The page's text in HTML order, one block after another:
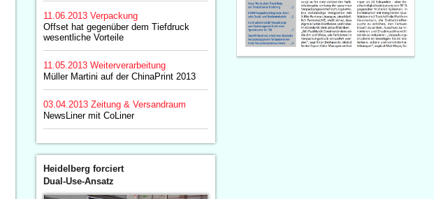
11.06.2013 Verpackung
Offset hat gegenüber dem Tiefdruck
wesentliche Vorteile
11.05.2013 Weiterverarbeitung
Müller Martini auf der ChinaPrint 2013
03.04.2013 Zeitung & Versandraum
NewsLiner mit CoLiner
Heidelberg forciert
Dual-Use-Ansatz